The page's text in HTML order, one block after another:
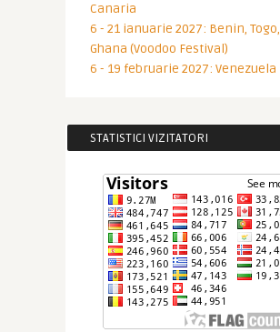
Canaria
6 - 21 ianuarie 2027: Benin, Togo,
Ghana (Voodoo Festival)
6 - 19 februarie 2027: Venezuela
STATISTICI VIZITATORI